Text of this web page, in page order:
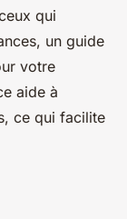
qui
un guide
votre
aide à
ce qui facilite